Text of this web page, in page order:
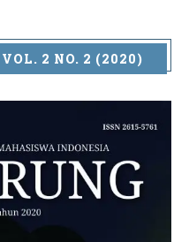
2 NO. 2 (2020)